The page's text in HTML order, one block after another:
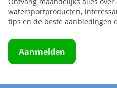
watersportproducten,
tips en de beste aanbiedingen
Aanmelden